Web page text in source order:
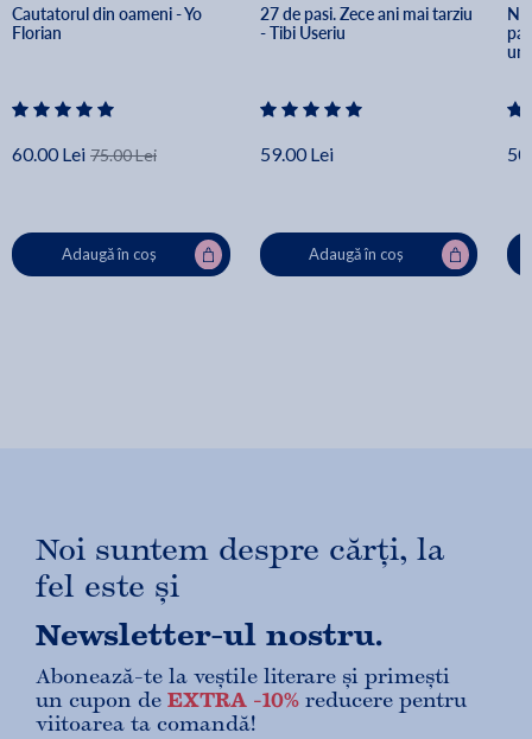
Cautatorul din oameni - Yo
Florian
60.00 Lei 75.00 Lei
Adaugă în coș
27 de pasi. Zece ani mai tarziu
- Tibi Useriu
59.00 Lei
Adaugă în coș
Noi suntem despre cărți, la
fel este și
Newsletter-ul nostru.
Abonează-te la veștile literare și primești
un cupon de EXTRA -10% reducere pentru
viitoarea ta comandă!